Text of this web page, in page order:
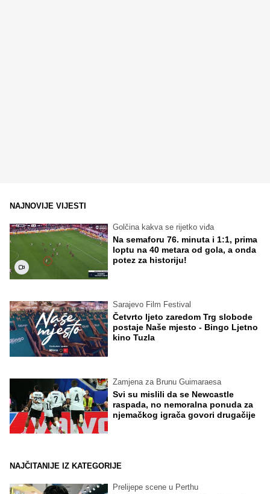
NAJNOVIJE VIJESTI
Golčina kakva se rijetko viđa
Na semaforu 76. minuta i 1:1, prima
loptu na 40 metara od gola, a onda
potez za historiju!
Sarajevo Film Festival
Četvrto ljeto zaredom Trg slobode
postaje Naše mjesto - Bingo Ljetno
kino Tuzla
Zamjena za Brunu Guimaraesa
Svi su mislili da se Newcastle
raspada, no nemoralna ponuda za
njemačkog igrača govori drugačije
NAJČITANIJE IZ KATEGORIJE
Prelijepe scene u Perthu